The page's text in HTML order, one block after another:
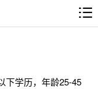
下学历，年龄25-45